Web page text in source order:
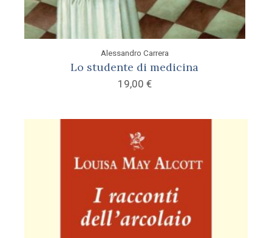
Alessandro Carrera
Lo studente di medicina
19,00 €